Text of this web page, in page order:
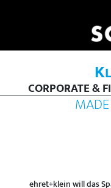
K
CORPORATE &
ehret+klein will das